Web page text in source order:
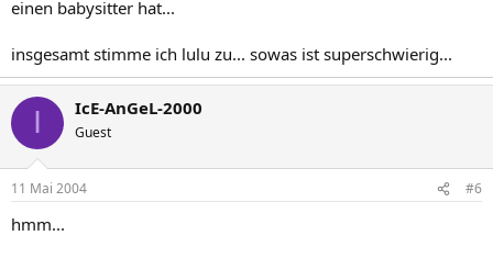
einen babysitter hat...
insgesamt stimme ich lulu zu... sowas ist superschwierig...
I IcE-AnGeL-2000
Guest
11 Mai 2004 #6
hmm...